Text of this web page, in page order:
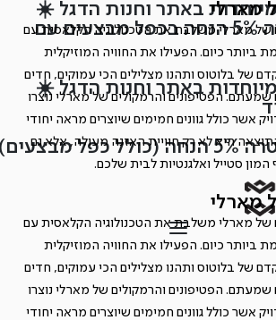
מיוחדות באתר וחנות הדגל ☀️
קבלו אקסטרה 5% הנחה בכפל מבצעים עם
מיוחדות באתר וחנות הדגל ☀️
מבצעים)
מארלי
של מארלי משלבת את הטכנולוגיה הקלאסית עם
ביותר כיום. הפעילו את החוויה המוזיקלית
של בלוטוס ותהנו מצלילים הכי עמוקים, חדים
הפטיפונים והרמקולים של מארלי נוצרו
אשר כולל גוונים חמימים שיוצרים מראה יחודי
היא לא רק חוויית האזנה מעולה, אלא גם
סטייל ואלגנטיות לבית שלכם.
מארלי
של מארלי משלבת את הטכנולוגיה הקלאסית עם
ביותר כיום. הפעילו את החוויה המוזיקלית
של בלוטוס ותהנו מצלילים הכי עמוקים, חדים
הפטיפונים והרמקולים של מארלי נוצרו
אשר כולל גוונים חמימים שיוצרים מראה יחודי